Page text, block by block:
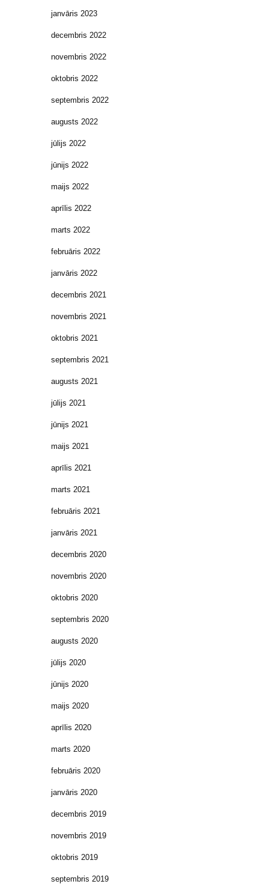
janvāris 2023
decembris 2022
novembris 2022
oktobris 2022
septembris 2022
augusts 2022
jūlijs 2022
jūnijs 2022
maijs 2022
aprīlis 2022
marts 2022
februāris 2022
janvāris 2022
decembris 2021
novembris 2021
oktobris 2021
septembris 2021
augusts 2021
jūlijs 2021
jūnijs 2021
maijs 2021
aprīlis 2021
marts 2021
februāris 2021
janvāris 2021
decembris 2020
novembris 2020
oktobris 2020
septembris 2020
augusts 2020
jūlijs 2020
jūnijs 2020
maijs 2020
aprīlis 2020
marts 2020
februāris 2020
janvāris 2020
decembris 2019
novembris 2019
oktobris 2019
septembris 2019